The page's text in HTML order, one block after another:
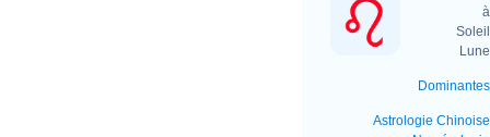
Dominantes
Astrologie Chinoise